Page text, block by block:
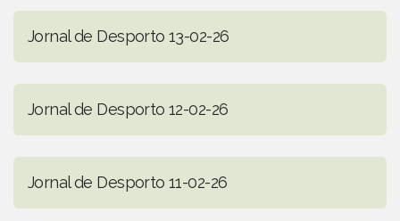
Jornal de Desporto 13-02-26
Jornal de Desporto 12-02-26
Jornal de Desporto 11-02-26